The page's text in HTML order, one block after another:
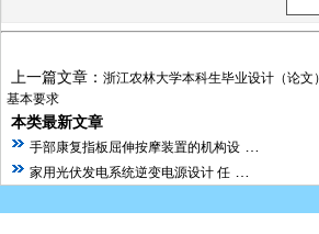
上一篇文章： 浙江农林大学本科生毕业设计（论
基本要求
本类最新文章
手部康复指板屈伸按摩装置的机构设
家用光伏发电系统逆变电源设计 任